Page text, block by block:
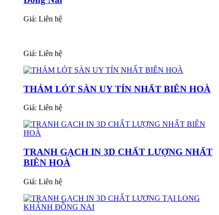
Giá: Liên hệ
Giá: Liên hệ
THẢM LÓT SÀN UY TÍN NHẤT BIÊN HOÀ
Giá: Liên hệ
TRANH GẠCH IN 3D CHẤT LƯỢNG NHẤT
BIÊN HOÀ
Giá: Liên hệ